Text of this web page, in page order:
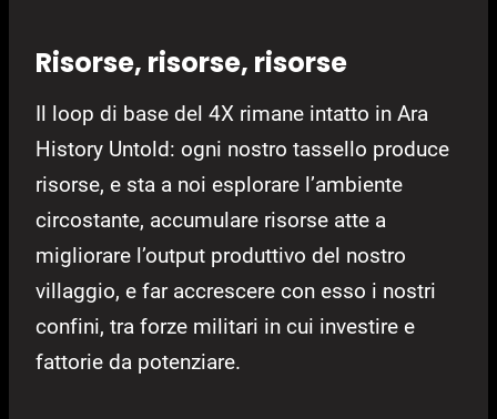
Risorse, risorse, risorse
Il loop di base del 4X rimane intatto in Ara
History Untold: ogni nostro tassello produce
risorse, e sta a noi esplorare l’ambiente
circostante, accumulare risorse atte a
migliorare l’output produttivo del nostro
villaggio, e far accrescere con esso i nostri
confini, tra forze militari in cui investire e
fattorie da potenziare.